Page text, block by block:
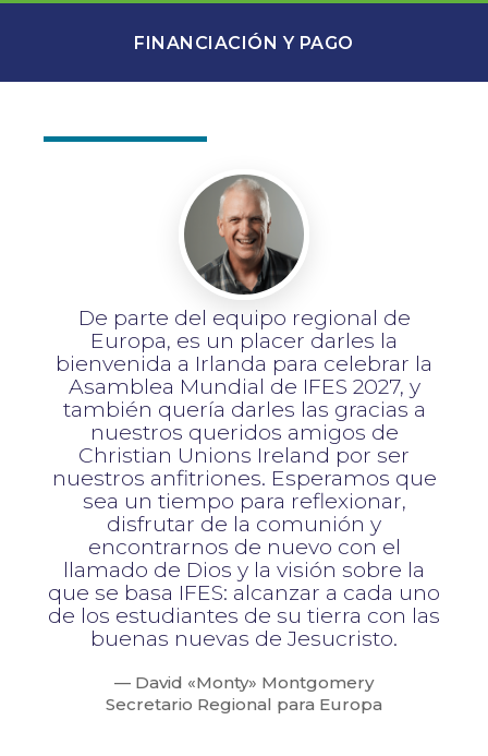
FINANCIACIÓN Y PAGO
De parte del equipo regional de
Europa, es un placer darles la
bienvenida a Irlanda para celebrar la
Asamblea Mundial de IFES 2027, y
también quería darles las gracias a
nuestros queridos amigos de
Christian Unions Ireland por ser
nuestros anfitriones. Esperamos que
sea un tiempo para reflexionar,
disfrutar de la comunión y
encontrarnos de nuevo con el
llamado de Dios y la visión sobre la
que se basa IFES: alcanzar a cada uno
de los estudiantes de su tierra con las
buenas nuevas de Jesucristo.
— David «Monty» Montgomery
Secretario Regional para Europa